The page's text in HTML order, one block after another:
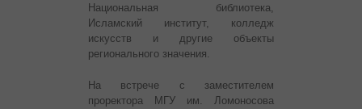
Национальная библиотека,
Исламский институт, колледж
искусств и другие объекты
регионального значения.
На встрече с заместителем
проректора МГУ им. Ломоносова